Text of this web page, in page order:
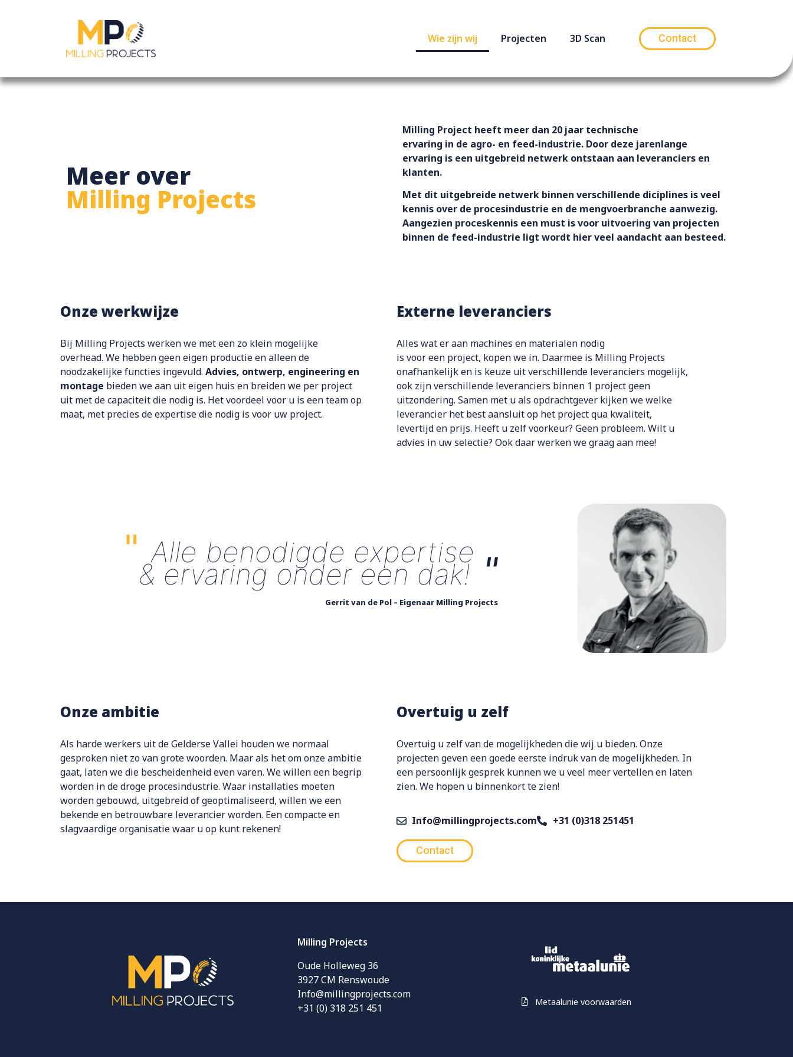
Wie zijn wij Projecten 3D Scan Contact
Meer over
Milling Projects
Milling Project heeft meer dan 20 jaar technische
ervaring in de agro- en feed-industrie. Door deze jarenlange
ervaring is een uitgebreid netwerk ontstaan aan leveranciers en
klanten.
Met dit uitgebreide netwerk binnen verschillende diciplines is veel
kennis over de procesindustrie en de mengvoerbranche aanwezig.
Aangezien proceskennis een must is voor uitvoering van projecten
binnen de feed-industrie ligt wordt hier veel aandacht aan besteed.
Onze werkwijze
Bij Milling Projects werken we met een zo klein mogelijke
overhead. We hebben geen eigen productie en alleen de
noodzakelijke functies ingevuld. Advies, ontwerp, engineering en
montage bieden we aan uit eigen huis en breiden we per project
uit met de capaciteit die nodig is. Het voordeel voor u is een team op
maat, met precies de expertise die nodig is voor uw project.
Externe leveranciers
Alles wat er aan machines en materialen nodig
is voor een project, kopen we in. Daarmee is Milling Projects
onafhankelijk en is keuze uit verschillende leveranciers mogelijk,
ook zijn verschillende leveranciers binnen 1 project geen
uitzondering. Samen met u als opdrachtgever kijken we welke
leverancier het best aansluit op het project qua kwaliteit,
levertijden prijs. Heeft u zelf voorkeur? Geen probleem. Wilt u
advies in uw selectie? Ook daar werken wegraag aan mee!
" Alle benodigde expertise
& ervaring onder een dak! "
Gerrit van de Pol – Eigenaar Milling Projects
Onze ambitie
Als harde werkers uit de Gelderse Vallei houden we normaal
gesproken niet zo van grote woorden. Maar als het om onze ambitie
gaat, laten we die bescheidenheid even varen. We willen een begrip
worden in de droge procesindustrie. Waar installaties moeten
worden gebouwd, uitgebreid of geoptimaliseerd, willen we een
bekende en betrouwbare leverancier worden. Een compacte en
slagvaardige organisatie waar u op kunt rekenen!
Overtuig u zelf
Overtuig u zelf van de mogelijkheden die wij u bieden. Onze
projecten geven een goede eerste indruk van de mogelijkheden. In
een persoonlijk gesprek kunnen we u veel meer vertellen en laten
zien. We hopen u binnenkort te zien!
Info@millingprojects.com +31 (0)318 251451
Contact
Milling Projects
Oude Holleweg 36
3927 CM Renswoude
Info@millingprojects.com
+31 (0) 318 251 451
Metaalunie voorwaarden